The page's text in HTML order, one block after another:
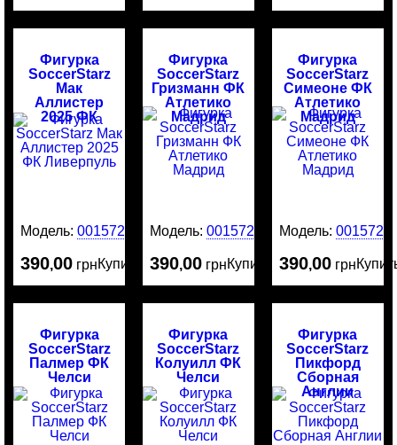
Фигурка
SoccerStarz
Мак
Аллистер
2025 ФК
Ливерпуль
Модель:0015729
390,00 грнКупить
Фигурка
SoccerStarz
Гризманн ФК
Атлетико
Мадрид
Модель:0015721
390,00 грнКупить
Фигурка
SoccerStarz
Симеоне ФК
Атлетико
Мадрид
Модель: 0015720
390,00 грн
Фигурка
SoccerStarz
Палмер ФК
Челси
Фигурка
SoccerStarz
Колуилл ФК
Челси
Фигурка
SoccerStarz
Пикфорд
Сборная
Англии